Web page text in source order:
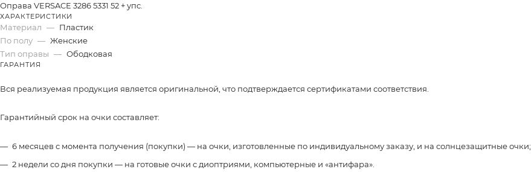
Оправа VERSACE 3286 5331 52 + упc.
ХАРАКТЕРИСТИКИ
Материал — Пластик
По полу — Женские
Тип оправы — Ободковая
ГАРАНТИЯ
Вся реализуемая продукция является оригинальной, что подтверждается сертификатами соответствия.
Гарантийный срок на очки составляет:
6 месяцев с момента получения (покупки) — на очки, изготовленные по индивидуальному заказу, и на солнцезащитные очки;
2 недели со дня покупки — на готовые очки с диоптриями, компьютерные и «антифара».